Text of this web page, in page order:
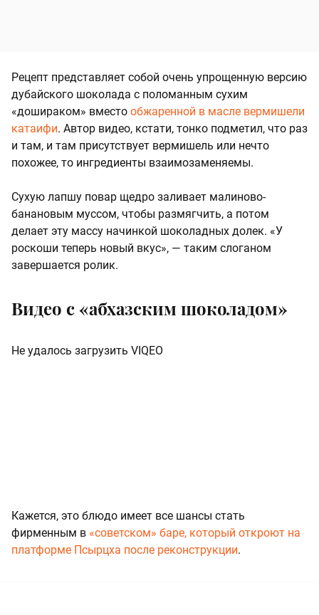
Рецепт представляет собой очень упрощенную версию
дубайского шоколада с поломанным сухим
«дошираком» вместо обжаренной в масле вермишели
катаифи. Автор видео, кстати, тонко подметил, что раз
и там, и там присутствует вермишель или нечто
похожее, то ингредиенты взаимозаменяемы.
Сухую лапшу повар щедро заливает малиново-
банановым муссом, чтобы размягчить, а потом
делает эту массу начинкой шоколадных долек. «У
роскоши теперь новый вкус», — таким слоганом
завершается ролик.
Видео с «абхазским шоколадом»
Не удалось загрузить VIQEO
Кажется, это блюдо имеет все шансы стать
фирменным в «советском» баре, который откроют на
платформе Псырцха после реконструкции.